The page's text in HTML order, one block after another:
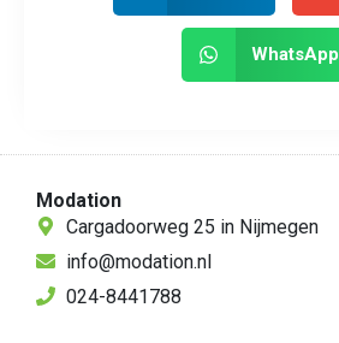
WhatsApp
Modation
Cargadoorweg 25 in Nijmegen
info@modation.nl
024-8441788